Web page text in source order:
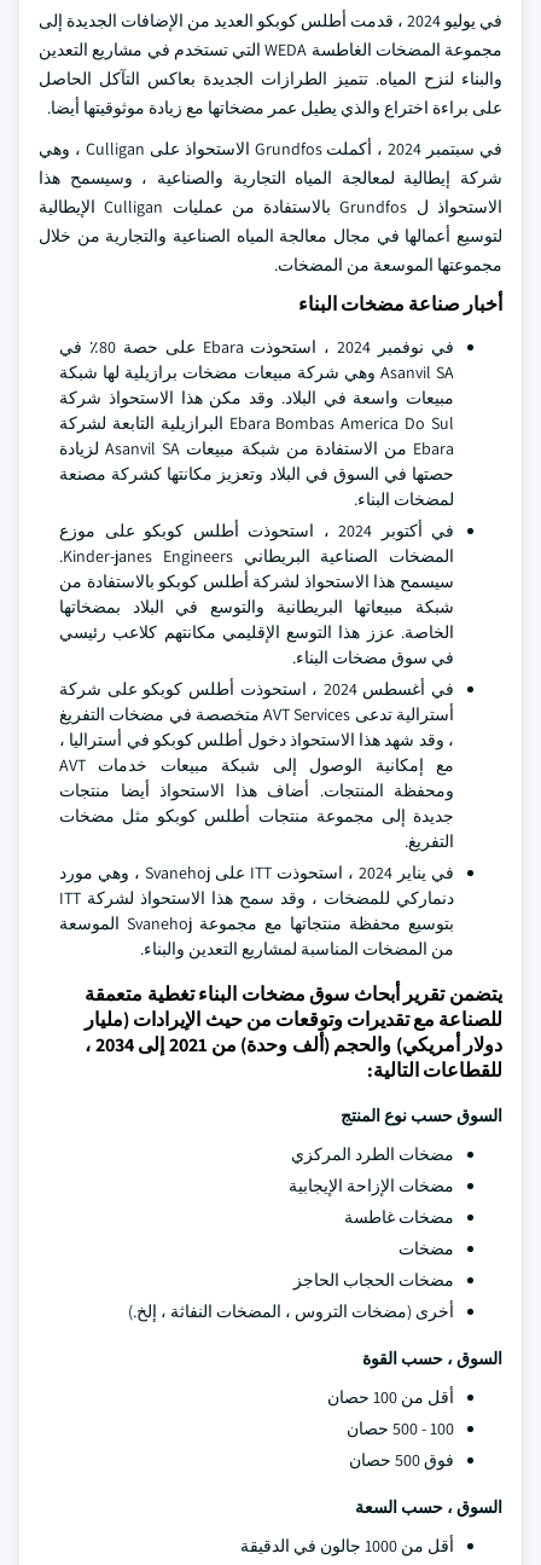
في يوليو 2024 ، قدمت أطلس كوبكو العديد من الإضافات الجديدة إلى
مجموعة المضخات الغاطسة WEDA التي تستخدم في مشاريع التعدين
والبناء لنزح المياه. تتميز الطرازات الجديدة بعاكس التآكل الحاصل
على براءة اختراع والذي يطيل عمر مضخاتها مع زيادة موثوقيتها أيضا.
في سبتمبر 2024 ، أكملت Grundfos الاستحواذ على Culligan ، وهي
شركة إيطالية لمعالجة المياه التجارية والصناعية ، وسيسمح هذا
الاستحواذ ل Grundfos بالاستفادة من عمليات Culligan الإيطالية
لتوسيع أعمالها في مجال معالجة المياه الصناعية والتجارية من خلال
مجموعتها الموسعة من المضخات.
أخبار صناعة مضخات البناء
في نوفمبر 2024 ، استحوذت Ebara على حصة 80٪ في
Asanvil SA وهي شركة مبيعات مضخات برازيلية لها شبكة
مبيعات واسعة في البلاد. وقد مكن هذا الاستحواذ شركة
Ebara Bombas America Do Sul البرازيلية التابعة لشركة
Ebara من الاستفادة من شبكة مبيعات Asanvil SA لزيادة
حصتها في السوق في البلاد وتعزيز مكانتها كشركة مصنعة
لمضخات البناء.
في أكتوبر 2024 ، استحوذت أطلس كوبكو على موزع
المضخات الصناعية البريطاني Kinder-janes Engineers.
سيسمح هذا الاستحواذ لشركة أطلس كوبكو بالاستفادة من
شبكة مبيعاتها البريطانية والتوسع في البلاد بمضخاتها
الخاصة. عزز هذا التوسع الإقليمي مكانتهم كلاعب رئيسي
في سوق مضخات البناء.
في أغسطس 2024 ، استحوذت أطلس كوبكو على شركة
أسترالية تدعى AVT Services متخصصة في مضخات التفريغ
، وقد شهد هذا الاستحواذ دخول أطلس كوبكو في أستراليا ،
مع إمكانية الوصول إلى شبكة مبيعات خدمات AVT
ومحفظة المنتجات. أضاف هذا الاستحواذ أيضا منتجات
جديدة إلى مجموعة منتجات أطلس كوبكو مثل مضخات
التفريغ.
في يناير 2024 ، استحوذت ITT على Svanehoj ، وهي مورد
دنماركي للمضخات ، وقد سمح هذا الاستحواذ لشركة ITT
بتوسيع محفظة منتجاتها مع مجموعة Svanehoj الموسعة
من المضخات المناسبة لمشاريع التعدين والبناء.
يتضمن تقرير أبحاث سوق مضخات البناء تغطية متعمقة
للصناعة مع تقديرات وتوقعات من حيث الإيرادات (مليار
دولار أمريكي) والحجم (ألف وحدة) من 2021 إلى 2034 ،
للقطاعات التالية:
السوق حسب نوع المنتج
مضخات الطرد المركزي
مضخات الإزاحة الإيجابية
مضخات غاطسة
مضخات
مضخات الحجاب الحاجز
أخرى (مضخات التروس ، المضخات النفاثة ، إلخ.)
السوق ، حسب القوة
أقل من 100 حصان
100 - 500 حصان
فوق 500 حصان
السوق ، حسب السعة
أقل من 1000 جالون في الدقيقة